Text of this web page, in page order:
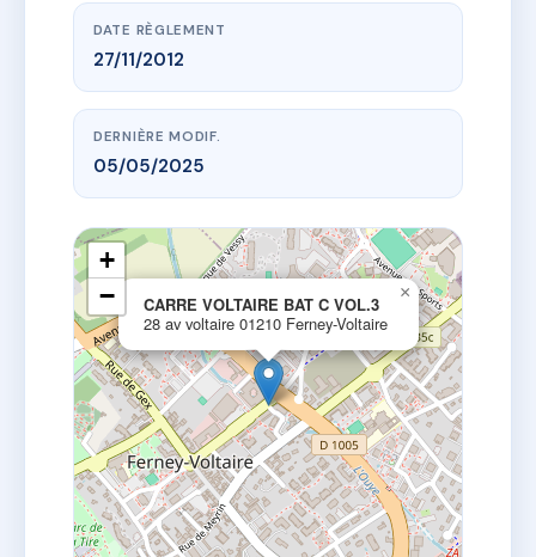
DATE RÈGLEMENT
27/11/2012
DERNIÈRE MODIF.
05/05/2025
CARRE VOLTAIRE BAT C VOL.3
28 av voltaire 01210 Ferney-Voltaire
×
+
−